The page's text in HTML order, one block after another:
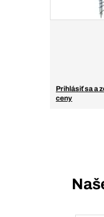
Prihlásiť sa a
ceny